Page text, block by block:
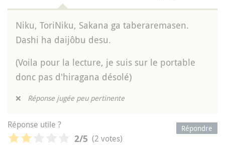
Niku, ToriNiku, Sakana ga taberaremasen.
Dashi ha daijôbu desu.
(Voila pour la lecture, je suis sur le portable
donc pas d'hiragana désolé)
❌ Réponse jugée peu pertinente
Répondre
Réponse utile ?
2/5 (2 votes)